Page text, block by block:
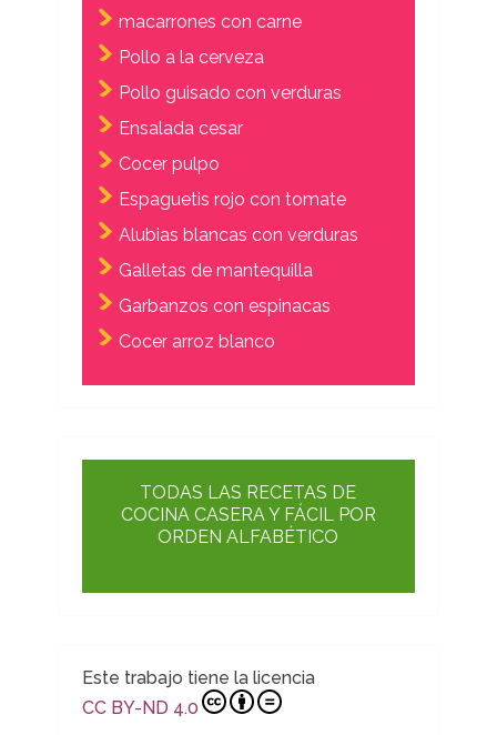
macarrones con carne
Pollo a la cerveza
Pollo guisado con verduras
Ensalada cesar
Cocer pulpo
Espaguetis rojo con tomate
Alubias blancas con verduras
Galletas de mantequilla
Garbanzos con espinacas
Cocer arroz blanco
TODAS LAS RECETAS DE
COCINA CASERA Y FÁCIL POR
ORDEN ALFABÉTICO
Este trabajo tiene la licencia
CC BY-ND 4.0